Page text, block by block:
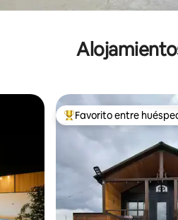
De los mejores en
Favorito entre